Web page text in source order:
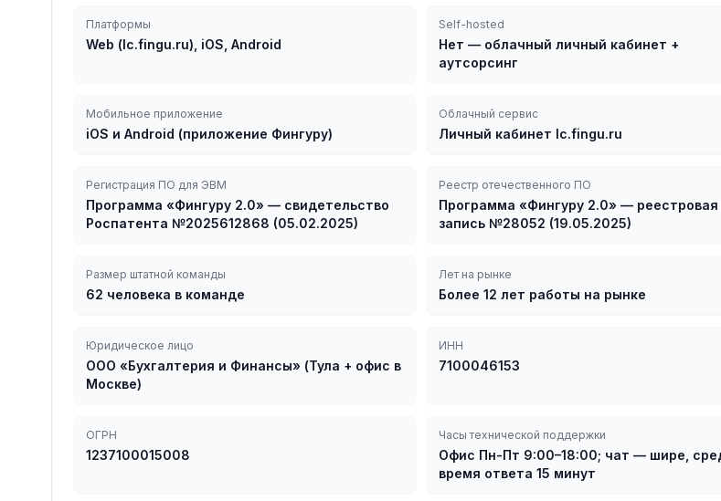
Платформы
Web (lc.fingu.ru), iOS, Android
Self-hosted
Нет — облачный личный кабинет +
аутсорсинг
Мобильное приложение
iOS и Android (приложение Фингуру)
Облачный сервис
Личный кабинет lc.fingu.ru
Регистрация ПО для ЭВМ
Программа «Фингуру 2.0» — свидетельство
Роспатента №2025612868 (05.02.2025)
Реестр отечественного ПО
Программа «Фингуру 2.0» — реестровая
запись №28052 (19.05.2025)
Размер штатной команды
62 человека в команде
Лет на рынке
Более 12 лет работы на рынке
Юридическое лицо
ООО «Бухгалтерия и Финансы» (Тула + офис в
Москве)
ИНН
7100046153
ОГРН
1237100015008
Часы технической поддержки
Офис Пн-Пт 9:00–18:00; чат — шире,
время ответа 15 минут